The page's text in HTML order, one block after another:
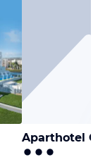
Aparthotel